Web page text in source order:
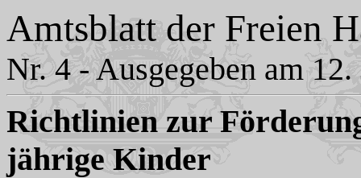
Amtsblatt der Freien
Nr. 4 - Ausgegeben am
Richtlinien zur
jährige Kinder